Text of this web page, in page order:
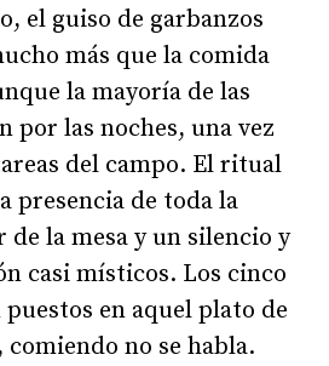
el guiso de garbanzos
más que la comida
la mayoría de las
por las noches, una vez
del campo. El ritual
presencia de toda la
la mesa y un silencio y
casi místicos. Los cinco
en aquel plato de
no se habla.